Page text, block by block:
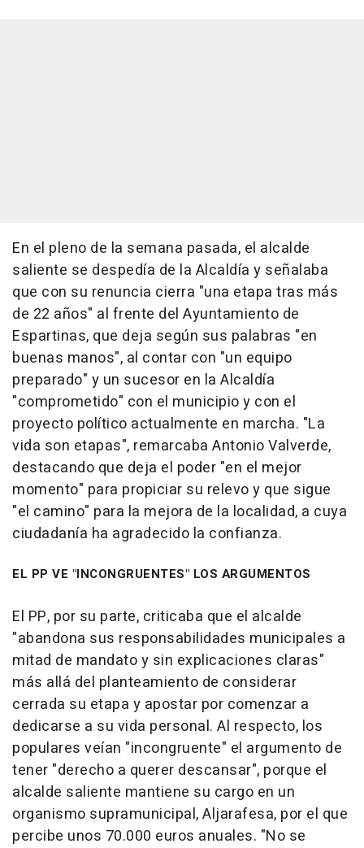
En el pleno de la semana pasada, el alcalde
saliente se despedía de la Alcaldía y señalaba
que con su renuncia cierra "una etapa tras más
de 22 años" al frente del Ayuntamiento de
Espartinas, que deja según sus palabras "en
buenas manos", al contar con "un equipo
preparado" y un sucesor en la Alcaldía
"comprometido" con el municipio y con el
proyecto político actualmente en marcha. "La
vida son etapas", remarcaba Antonio Valverde,
destacando que deja el poder "en el mejor
momento" para propiciar su relevo y que sigue
"el camino" para la mejora de la localidad, a cuya
ciudadanía ha agradecido la confianza.
EL PP VE "INCONGRUENTES" LOS ARGUMENTOS
El PP, por su parte, criticaba que el alcalde
"abandona sus responsabilidades municipales a
mitad de mandato y sin explicaciones claras"
más allá del planteamiento de considerar
cerrada su etapa y apostar por comenzar a
dedicarse a su vida personal. Al respecto, los
populares veían "incongruente" el argumento de
tener "derecho a querer descansar", porque el
alcalde saliente mantiene su cargo en un
organismo supramunicipal, Aljarafesa, por el que
percibe unos 70.000 euros anuales. "No se